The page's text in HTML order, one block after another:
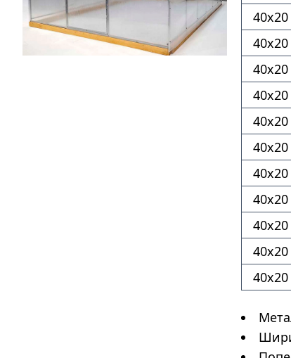
40х20
40х20
40х20
40х20
40х20
40х20
40х20
40х20
40х20
40х20
40х20